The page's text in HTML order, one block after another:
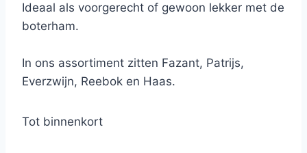
Ideaal als voorgerecht of gewoon lekker met de
boterham.
In ons assortiment zitten Fazant, Patrijs,
Everzwijn, Reebok en Haas.
Tot binnenkort